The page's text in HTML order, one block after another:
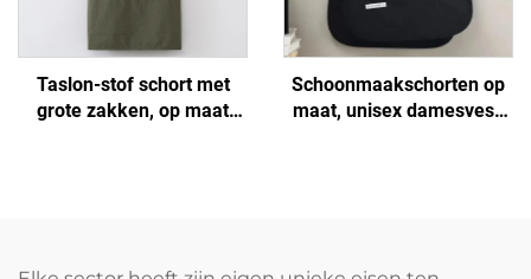
Taslon-stof schort met
grote zakken, op maat
Schoonmaakschorten op
maat, unisex damesvest,